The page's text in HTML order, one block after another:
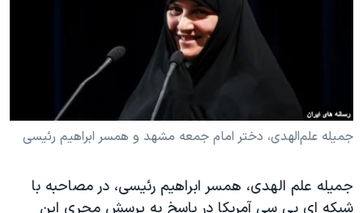
حقوق شهروندی
علم و فناوری
اسرائیل در جنگ
آرشیو پخش زنده
انتخابات ریاست جمهوری آمریکا ۲۰۲۴
حمله جمهوری اسلامی به اسرائیل
رمز مهسا
ورزش زنان در ایران
مجموعه مستندهای دادخواهی
زبانهای مختلف
جمیله علم‌الهدی، دختر امام جمعه مشهد و همسر ابراهیم رئیسی
جمیله علم الهدی، همسر ابراهیم رئیسی، در مصاحبه‌ با